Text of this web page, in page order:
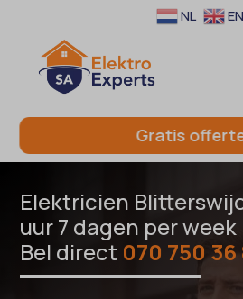
NL EN
Gratis
Elektricien
uur 7 dagen per
Bel direct 070 750 36